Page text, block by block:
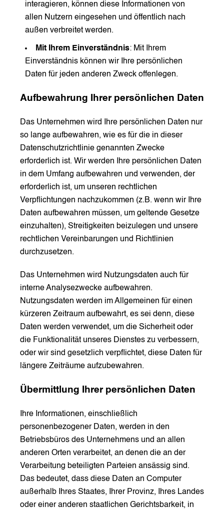
interagieren, können diese Informationen von
allen Nutzern eingesehen und öffentlich nach
außen verbreitet werden.
Mit Ihrem Einverständnis: Mit Ihrem
Einverständnis können wir Ihre persönlichen
Daten für jeden anderen Zweck offenlegen.
Aufbewahrung Ihrer persönlichen Daten
Das Unternehmen wird Ihre persönlichen Daten nur
so lange aufbewahren, wie es für die in dieser
Datenschutzrichtlinie genannten Zwecke
erforderlich ist. Wir werden Ihre persönlichen Daten
in dem Umfang aufbewahren und verwenden, der
erforderlich ist, um unseren rechtlichen
Verpflichtungen nachzukommen (z.B. wenn wir Ihre
Daten aufbewahren müssen, um geltende Gesetze
einzuhalten), Streitigkeiten beizulegen und unsere
rechtlichen Vereinbarungen und Richtlinien
durchzusetzen.
Das Unternehmen wird Nutzungsdaten auch für
interne Analysezwecke aufbewahren.
Nutzungsdaten werden im Allgemeinen für einen
kürzeren Zeitraum aufbewahrt, es sei denn, diese
Daten werden verwendet, um die Sicherheit oder
die Funktionalität unseres Dienstes zu verbessern,
oder wir sind gesetzlich verpflichtet, diese Daten für
längere Zeiträume aufzubewahren.
Übermittlung Ihrer persönlichen Daten
Ihre Informationen, einschließlich
personenbezogener Daten, werden in den
Betriebsbüros des Unternehmens und an allen
anderen Orten verarbeitet, an denen die an der
Verarbeitung beteiligten Parteien ansässig sind.
Das bedeutet, dass diese Daten an Computer
außerhalb Ihres Staates, Ihrer Provinz, Ihres Landes
oder einer anderen staatlichen Gerichtsbarkeit, in